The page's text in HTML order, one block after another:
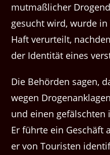
mutmaßlicher
gesucht wird, wurde in
Haft verurteilt,
der Identität eines
Die Behörden sagen,
wegen
und einen gefälschten
Er führte ein Geschäft
er von Touristen